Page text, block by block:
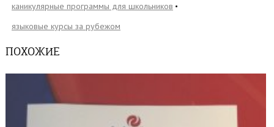
каникулярные программы для школьников
языковые курсы за рубежом
ПОХОЖИЕ